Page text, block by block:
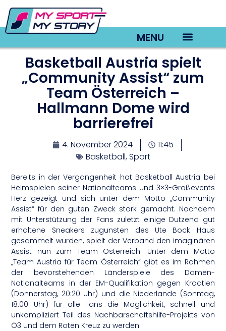
MENU
Basketball Austria spielt
„Community Assist“ zum
Team Österreich –
Hallmann Dome wird
barrierefrei
4. November 2024
11:45
Basketball,Sport
Bereits in der Vergangenheit hat Basketball Austria bei
Heimspielen seiner Nationalteams und 3×3-Großevents
Herz gezeigt und sich unter dem Motto „Community
Assist“ für den guten Zweck stark gemacht. Nachdem
mit Unterstützung der Fans zuletzt einige Dutzend gut
erhaltene Sneakers zugunsten des Ute Bock Haus
gesammelt wurden, spielt der Verband den imaginären
Assist nun zum Team Österreich. Unter dem Motto
„Team Austria für Team Österreich“ gibt es im Rahmen
der bevorstehenden Länderspiele des Damen-
Nationalteams in der EM-Qualifikation gegen Kroatien
(Donnerstag, 20:20 Uhr) und die Niederlande (Sonntag,
18:00 Uhr) für alle Fans die Möglichkeit, schnell und
unkompliziert Teil des Nachbarschaftshilfe-Projekts von
Ö3 und dem Roten Kreuz zu werden.